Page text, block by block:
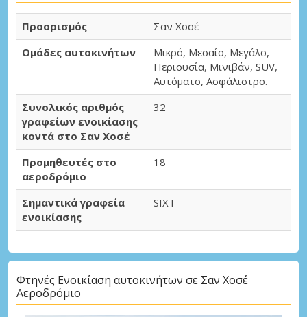
Προορισμός
Σαν Χοσέ
Ομάδες αυτοκινήτων
Μικρό, Μεσαίο, Μεγάλο,
Περιουσία, Μινιβάν, SUV,
Αυτόματο, Ασφάλιστρο.
Συνολικός αριθμός
γραφείων ενοικίασης
κοντά στο Σαν Χοσέ
32
Προμηθευτές στο
αεροδρόμιο
18
Σημαντικά γραφεία
ενοικίασης
SIXT
Φτηνές Ενοικίαση αυτοκινήτων σε Σαν Χοσέ
Αεροδρόμιο